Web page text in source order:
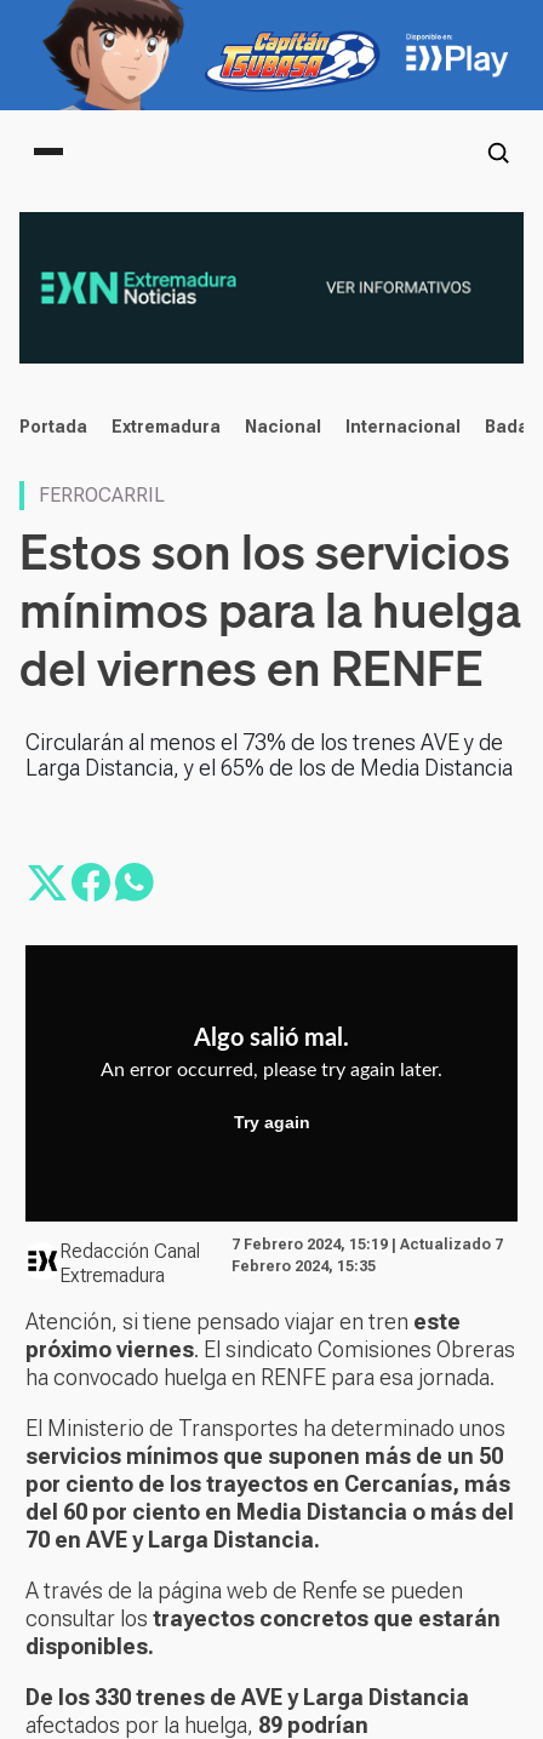
Main menu
noticias
Portada Extremadura Nacional Internacional
FERROCARRIL
Estos son los servicios
mínimos para la huelga
del viernes en RENFE
Circularán al menos el 73% de los trenes AVE y de
Larga Distancia, y el 65% de los de Media Distancia
Redacción Canal
Extremadura
7 Febrero 2024, 15:19 | Actualizado 7
Febrero 2024, 15:35
Atención, si tiene pensado viajar en tren este
próximo viernes. El sindicato Comisiones Obreras
ha convocado huelga en RENFE para esa jornada.
El Ministerio de Transportes ha determinado unos
servicios mínimos que suponen más de un 50
por ciento de los trayectos en Cercanías, más
del 60 por ciento en Media Distancia o más del
70 en AVE y Larga Distancia.
A través de la página web de Renfe se pueden
consultar los trayectos concretos que estarán
disponibles.
De los 330 trenes de AVE y Larga Distancia
afectados por la huelga, 89 podrían